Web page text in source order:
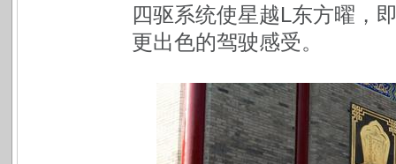
四驱系统使星越L东方曜，
更出色的驾驶感受。